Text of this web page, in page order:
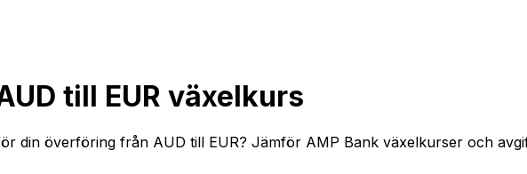
till EUR växelkurs
din överföring från AUD till EUR? Jämför AMP Bank växelkurser och